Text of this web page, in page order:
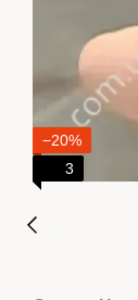
−20%
3